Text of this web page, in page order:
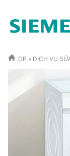
DP » DỊCH VỤ